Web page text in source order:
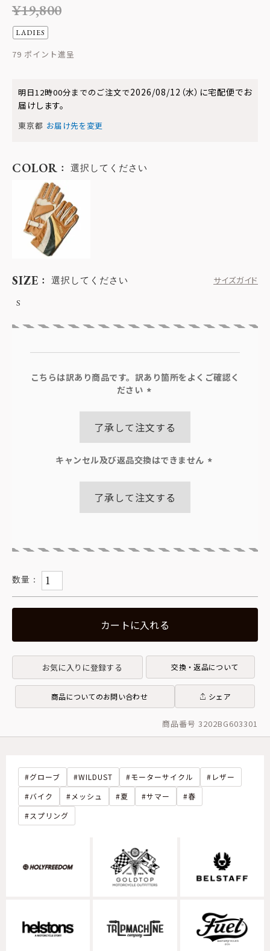
¥19,800
LADIES
79
明日12時00分までのご注文で2026/08/12（水） に宅配便でお
届けします。
東京都 お届け先を変更
SIZE 選択してください
サイズガイド
S
COLOR 選択してください
こちらは訳あり商品です。訳あり箇所をよくご確認く
ださい
了承して注文する
キャンセル及び返品交換はできません
了承して注文する
カートに入れる
お気に入りに登録する 交換・返品について
商品についてのお問い合わせ シェア
商品番号 3202BG603301
グローブ WILDUST モーターサイクル
レザー
バイク
メッシュ 夏 サマー
春
スプリング